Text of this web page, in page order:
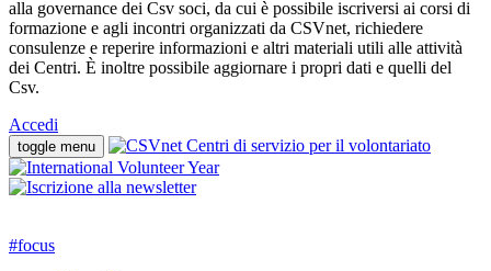
alla governance dei Csv soci, da cui è possibile iscriversi ai corsi di
formazione e agli incontri organizzati da CSVnet, richiedere
consulenze e reperire informazioni e altri materiali utili alle attività
dei Centri. È inoltre possibile aggiornare i propri dati e quelli del
Csv.
Accedi
toggle menu
#focus